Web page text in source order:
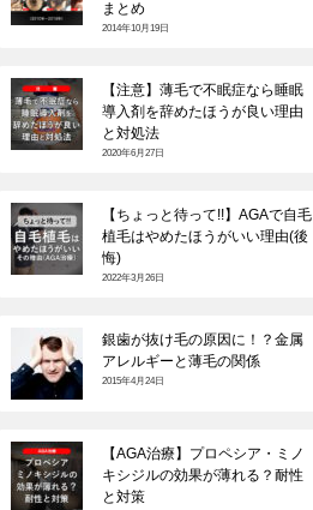
まとめ
2014年10月19日
【注意】薄毛で不眠症なら睡眠
導入剤を辞めたほうが良い理由
と対処法
2020年6月27日
【ちょっと待って!!】AGAで自毛
植毛はやめたほうがいい理由(後
悔)
2022年3月26日
銀歯が抜け毛の原因に！？金属
アレルギーと薄毛の関係
2015年4月24日
【AGA治療】プロペシア・ミノ
キシジルの効果が薄れる？耐性
と対策